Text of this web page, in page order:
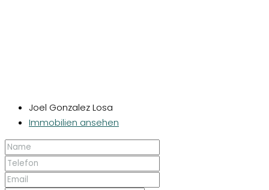
Joel Gonzalez Losa
Immobilien ansehen